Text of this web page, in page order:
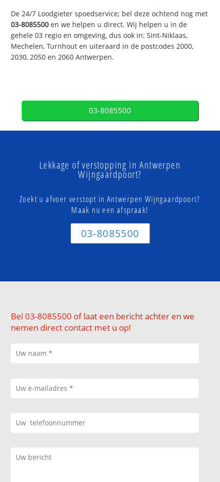
De 24/7 Loodgieter spoedservice; bel deze ochtend nog met
03-8085500 en we helpen u direct. Wij helpen u in de
gehele 03 regio en omgeving, dus ook in: Sint-Niklaas,
Mechelen, Turnhout en uiteraard in de postcodes 2000,
2030, 2050 en 2060 Antwerpen.
03-8085500
Lekkage of verstopping in Antwerpen
Wijngaardpoort?
Zoekt u afvoer verstopt in Antwerpen Wijngaardpoort?
Maak nu een afspraak!
03-8085500
Bel 03-8085500 of laat een bericht achter en we
nemen direct contact met u op!